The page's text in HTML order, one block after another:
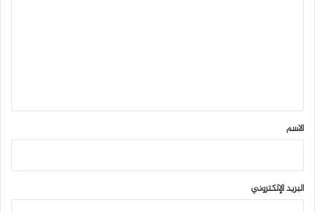
*
الاسم
البريد الإلكتروني